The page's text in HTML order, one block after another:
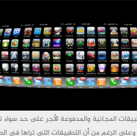
المجانية والمدفوعة الأجر على حد
وعلى الرغم من أن التطبيقات التي تراها في